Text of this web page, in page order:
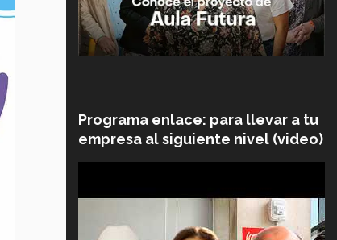
Programa enlace: para llevar a tu
empresa al siguiente nivel (video)